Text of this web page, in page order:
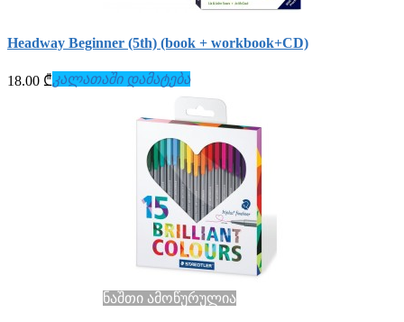
Headway Beginner (5th) (book + workbook+СD)
18.00 ₾კალათაში დამატება
ნაშთი ამოწურულია